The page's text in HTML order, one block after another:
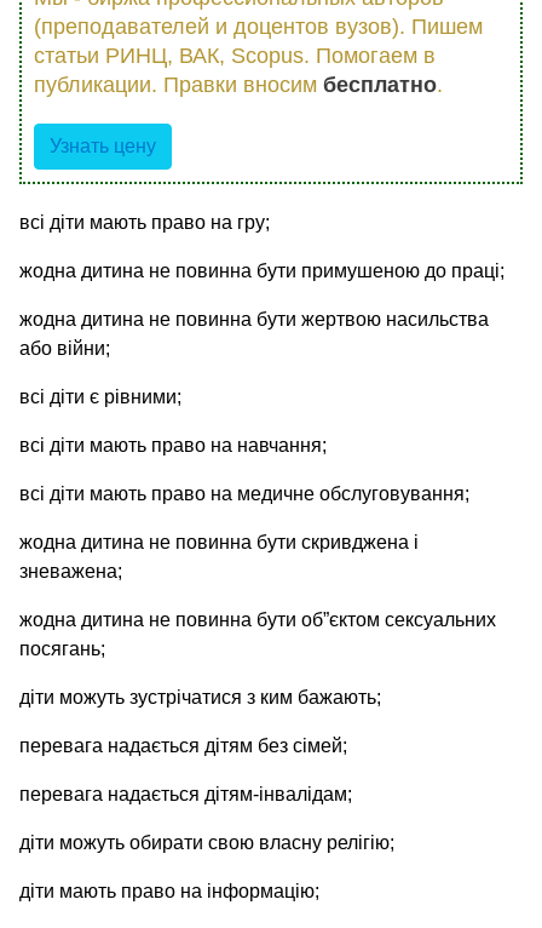
(преподавателей и доцентов вузов). Пишем
статьи РИНЦ, ВАК, Scopus. Помогаем в
публикации. Правки вносим бесплатно.
Узнать цену
всі діти мають право на гру;
жодна дитина не повинна бути примушеною до праці;
жодна дитина не повинна бути жертвою насильства
або війни;
всі діти є рівними;
всі діти мають право на навчання;
всі діти мають право на медичне обслуговування;
жодна дитина не повинна бути скривджена і
зневажена;
жодна дитина не повинна бути об”єктом сексуальних
посягань;
діти можуть зустрічатися з ким бажають;
перевага надається дітям без сімей;
перевага надається дітям-інвалідам;
діти можуть обирати свою власну релігію;
діти мають право на інформацію;